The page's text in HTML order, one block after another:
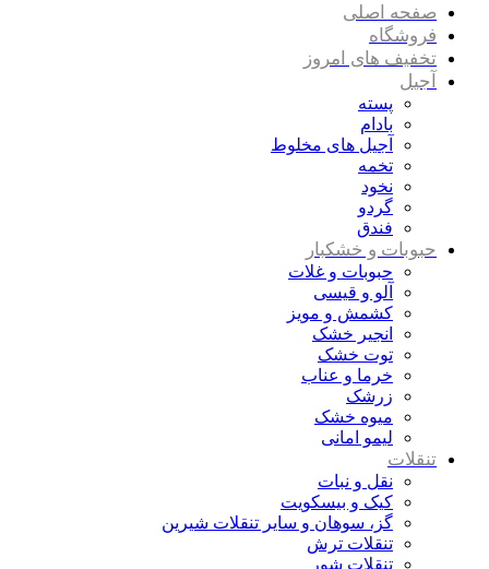
صفحه اصلی
فروشگاه
تخفیف های امروز
آجیل
پسته
بادام
آجیل های مخلوط
تخمه
نخود
گردو
فندق
حبوبات و خشکبار
حبوبات و غلات
آلو و قیسی
کشمش و مویز
انجیر خشک
توت خشک
خرما و عناب
زرشک
میوه خشک
لیمو امانی
تنقلات
نقل و نبات
کیک و بیسکویت
گز، سوهان و سایر تنقلات شیرین
تنقلات ترش
تنقلات شور